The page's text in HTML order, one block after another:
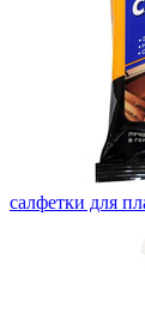
салфетки для